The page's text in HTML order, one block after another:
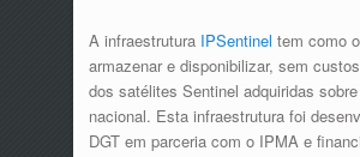
A infraestrutura IPSentinel tem como
armazenar e disponibilizar, sem
dos satélites Sentinel adquiridas
nacional. Esta infraestrutura foi
DGT em parceria com o IPMA e